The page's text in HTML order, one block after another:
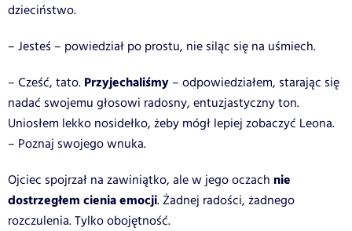
dzieciństwo.
– Jesteś – powiedział po prostu, nie siląc się na uśmiech.
– Cześć, tato. Przyjechaliśmy – odpowiedziałem, starając się
nadać swojemu głosowi radosny, entuzjastyczny ton.
Uniosłem lekko nosidełko, żeby mógł lepiej zobaczyć Leona.
– Poznaj swojego wnuka.
Ojciec spojrzał na zawiniątko, ale w jego oczach nie
dostrzegłem cienia emocji. Żadnej radości, żadnego
rozczulenia. Tylko obojętność.